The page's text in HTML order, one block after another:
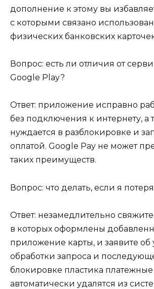
дополнение к этому вы
с которыми связано
физических банковских
Вопрос: есть ли отличия от
Google Play?
Ответ: приложение исправно
без подключения к интернету, а
нуждается в разблокировке и
оплатой. Google Pay не может
таких преимуществ.
Вопрос: что делать, если я
Ответ: незамедлительно
в которых оформлены
приложение карты, и заявите об
обработки запроса и
блокировке пластика
автоматически удалятся из